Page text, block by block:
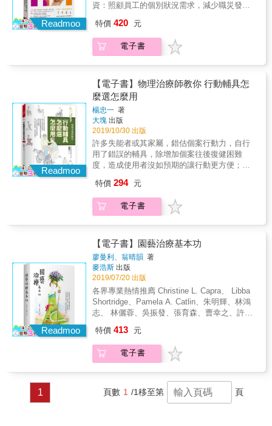
Readmoo
資：照顧員工的個別狀況需求，減少職災發
法規，打造友善環境，讓員工安心工作。 醫
護：用專業給予周全建議，落實風險評估，避
免不當復配工對勞工身心造成傷害。 勞工：瞭
個人都希望自己健康無礙，在工作中盡情盡力
發揮所能，但人還是會生病，可能遇上意外引
發的殘疾，必須在不適與病痛的壓力下工作，
或是承受工作環境可能帶來的風險。當不幸的
傷病事件發生，復工與配工就是勞工重返職場
的重要議題。 職場復工與配工的重要性 復配工
是一連串的階段性服務，由醫護人員為勞工做
健康指導、評估健康狀況，給予專業周全的建
議。 勞工在等待或嘗試復工期間可以徵詢復配
工服務，雇主可以瞭解傷病之後勞工的需求；
療、社會成本。 適性復配工能照顧勞工身心，
避免勞資糾紛，預防因傷病帶來的遺憾。 本書
特色 28位臺中榮總專科醫師，針對台灣最常見
主的完整臨場健康服務指南。 結合理論與實
務，介紹疾病症狀、能力評估標準、所需資
料、工作建議與注意事項、管理辦法，以及相
關法源規定簡介。 提供正確、專業、適性的評
估與輔導建議，把合適的人安排在適當的工作
場所；讓妊娠中工作者安心工作，中高齡勞工
全心貢獻。 每章皆有案例說明和簡要表格，搭
手。 人資和雇主將知道如何管理傷病勞工，創
造友善工作環境；勞工朋友更能瞭解自己的身
體狀況，有意識地注意職場工作安全。
特價 420 元
電子書
Readmoo
【電子書】物理治療師教你 行動輔具怎
麼選怎麼用
楊忠一 著
大塊 出版
2019/10/30 出版
許多失能者或其家屬，錯估個案行動力，自行
用了錯誤的輔具，除增加個案往後復健困難
度，造成使用者沒如預期的讓行動更方便；還
過QRcode，做影像與文字書結合，楊忠一長年
自己拍攝輔具的正確教學影片，深受使用者喜
愛，對想學好、學對輔具使用的病患及家屬而
者、特殊教育輔具、職務再設計輔具、職災勞
工輔具都補助，只是知道尋求社會福利支援的
民眾並不多，截至目前，長照輔具在政府大力
推廣下，成為輔具申購使用的最大宗；但問題
錄續出現，各種輔具的正確使用，並不如大家
想像的那麼簡單，即便是最基本入門的各種行
動輔具。 輔具顧名思義，是在輔助失能者的用
具；並非是由病名來做使用的依據，隨著高齡
社會到來，輔具的選擇與使用，將逐漸成為生
腳、椅背高度......都會因為不同的個案狀況而
有不同選擇，輔具細部的差別，都需要經過專
業的評估，才能符合實際的需求，這本書，作
者楊忠一主任希望當有個案須要使用行動輔具
時，能幫大家做最貼切的參考選擇。 疾病都有
各自的病理機轉、不同的功能受損程度，非專
特價 294 元
電子書
Readmoo
【電子書】園藝治療基本功
廖曼利、翁晴韻 著
麥浩斯 出版
2019/07/20 出版
各界專業熱情推廌 Christine L. Capra、 Libba
Shortridge、Pamela A. Catlin、朱明輝、林鴻
志、 林儷蓉、吳振發、張育森、曹幸之、許宏
性、嚴謹性、好看又好用的園藝治療操作手冊
學習園藝治療結合景觀案例的好書 挖寶吧! 這
是一本最紮實的園藝治療全書，寫給對於園
法在全世界的醫療體系已經越來越受重視，
「整合性」的醫療概念與輔助療法的作為，正
特價 413 元
電子書
1 頁數 1 /1移至第 頁